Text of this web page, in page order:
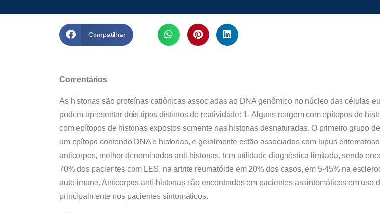
Compatilhar
Comentários
As histonas são proteínas catiônicas associadas ao DNA genômico no núcleo das células
podem apresentar dois tipos distintos de reatividade: 1- Alguns reagem com epítopos de
com epítopos de histonas expostos somente nas histonas desnaturadas. O primeiro grupo
um epítopo contendo DNA e histonas, e geralmente estão associados com lupus
anticorpos, melhor denominados anti-histonas, tem utilidade diagnóstica limitada, sendo
70% dos pacientes com LES, na artrite reumatóide em 20% dos casos, em 5-45% na
auto-imune. Anticorpos anti-histonas são encontrados em pacientes assintomáticos em
principalmente nos pacientes sintomáticos.